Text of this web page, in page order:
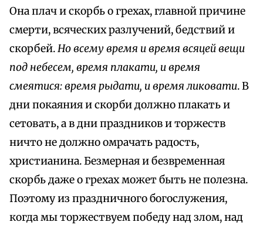
Она плач и скорбь о грехах, главной причине
смерти, всяческих разлучений, бедствий и
скорбей.Но всему время и время всяцей вещи
под небесем, время плакати, и время
смеятися: время рыдати, и время ликовати. В
дни покаяния и скорби должно плакать и
сетовать, а в дни праздников и торжеств
ничто не должно омрачать радость,
христианина. Безмерная и безвременная
скорбь даже о грехах может быть не полезна.
Поэтому из праздничного богослужения,
когда мы торжествуем победу над злом, над